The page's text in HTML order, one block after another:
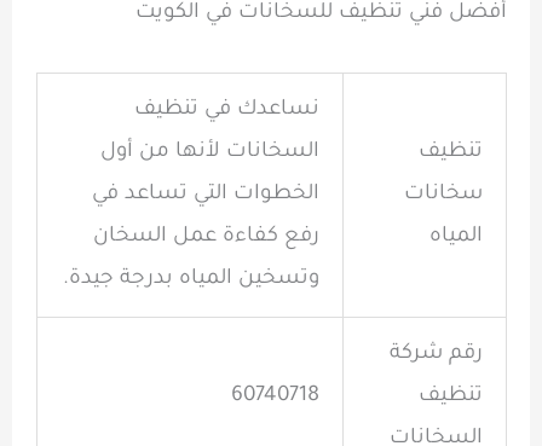
أفضل فني تنظيف للسخانات في الكويت
تنظيف
سخانات
المياه
نساعدك في تنظيف
السخانات لأنها من أول
الخطوات التي تساعد في
رفع كفاءة عمل السخان
وتسخين المياه بدرجة جيدة.
رقم شركة
تنظيف
السخانات
60740718